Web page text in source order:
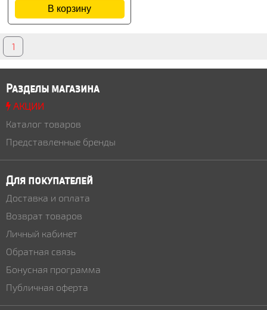
В корзину
1
Разделы магазина
АКЦИИ
Каталог товаров
Представленные бренды
Для покупателей
Доставка и оплата
Возврат товаров
Личный кабинет
Обратная связь
Бонусная программа
Публичная оферта